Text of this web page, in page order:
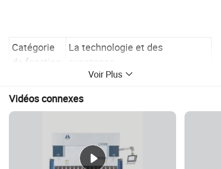
Catégorie
de fonction
La technologie et des
Axe
robotique
Auto-développés de l'entreprise,
ensuringcontrollable
qualityandcustomizable coups
avec flexion theentire série de
machines CNC.
Voir Plus
Vidéos connexes